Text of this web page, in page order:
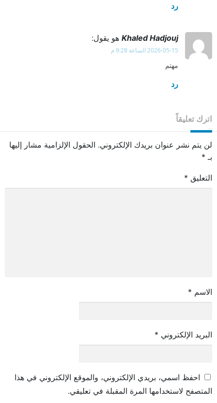
رد
Khaled Hadjouj هو يقول:
2026-05-15 الساعة 9:28 م
مهتم
رد
اترك تعليقاً
لن يتم نشر عنوان بريدك الإلكتروني. الحقول الإلزامية مشار إليها
بـ *
التعليق *
الاسم *
البريد الإلكتروني *
احفظ اسمي، بريدي الإلكتروني، والموقع الإلكتروني في هذا
المتصفح لاستخدامها المرة المقبلة في تعليقي.